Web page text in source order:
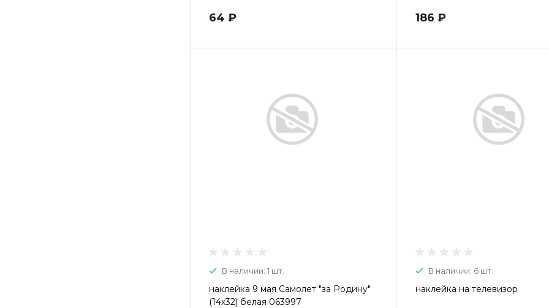
64 ₽ 186 ₽
В наличии: 1 шт.
наклейка 9 мая Самолет "за Родину"
(14х32) белая 063997
В наличии: 6 шт.
наклейка на телевизор